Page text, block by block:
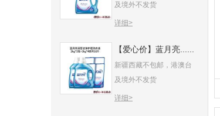
及境外不发货
详细>
【爱心价】蓝月亮......
新疆西藏不包邮，港澳台
及境外不发货
详细>